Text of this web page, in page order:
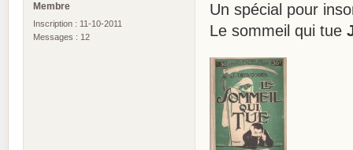
Membre
Inscription : 11-10-2011
Messages : 12
Un spécial pour
Le sommeil qui tue